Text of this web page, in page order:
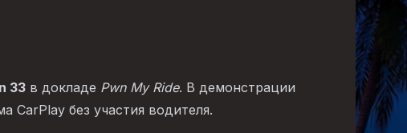
33 в докладе Pwn My Ride. В демонстрации
CarPlay без участия водителя.